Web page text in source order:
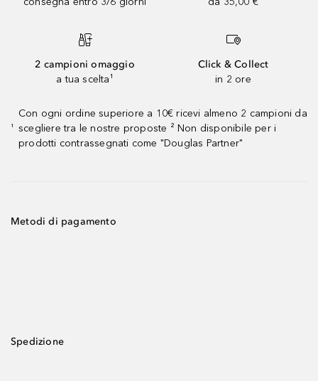
2 campioni omaggio
a tua scelta¹
Click & Collect
in 2 ore
¹
Con ogni ordine superiore a 10€ ricevi almeno 2 campioni da
scegliere tra le nostre proposte ² Non disponibile per i
prodotti contrassegnati come "Douglas Partner"
Metodi di pagamento
Spedizione